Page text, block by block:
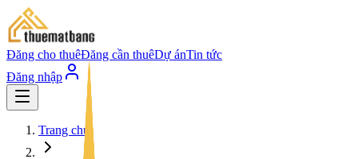
Đăng cho thuêĐăng cần thuêDự ánTin tức
Đăng nhập
Trang chủ